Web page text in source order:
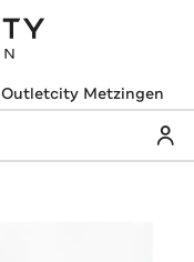
Outletcity Metzingen